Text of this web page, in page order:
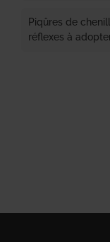
Piqûres de
réflexes à